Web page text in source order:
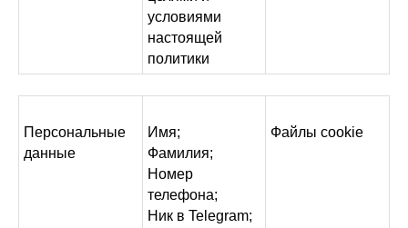
условиями
настоящей
политики
Персональные
данные
Имя;
Фамилия;
Номер
телефона;
Ник в Telegram;
Файлы cookie